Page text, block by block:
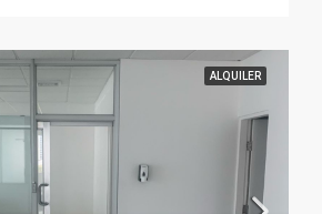
ALQUILER